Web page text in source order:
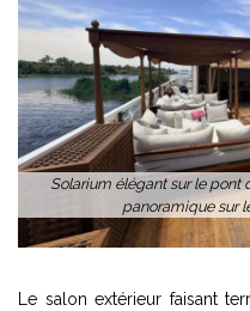
Solarium élégant sur le pont
panoramique sur
Le salon extérieur faisant